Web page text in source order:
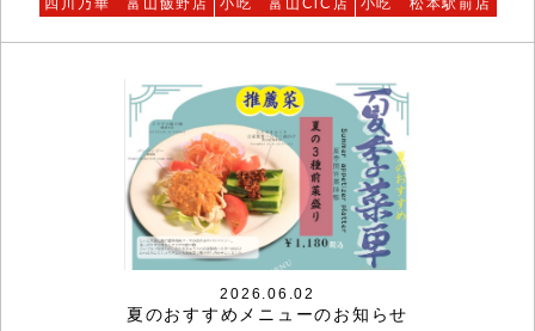
2026.06.02
夏のおすすめメニューのお知らせ